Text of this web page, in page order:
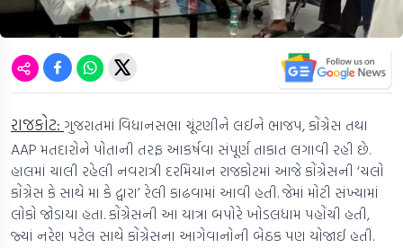
રાજકોટ: ગુજરાતમાં વિધાનસભા ચૂંટણીને લઈને ભાજપ, કોંગ્રેસ તથા
AAP મતદારોને પોતાની તરફ આકર્ષવા સંપૂર્ણ તાકાત લગાવી રહી છે.
હાલમાં ચાલી રહેલી નવરાત્રી દરમિયાન રાજકોટમાં આજે કોંગ્રેસની ‘ચલો
કોંગ્રેસ કે સાથે મા કે દ્વારા’ રેલી કાઢવામાં આવી હતી. જેમાં મોટી સંખ્યામાં
લોકો જોડાયા હતા. કોંગ્રેસની આ યાત્રા બપોરે ખોડલધામ પહોંચી હતી,
જ્યાં નરેશ પટેલ સાથે કોંગ્રેસના આગેવાનોની બેઠક પણ યોજાઈ હતી.